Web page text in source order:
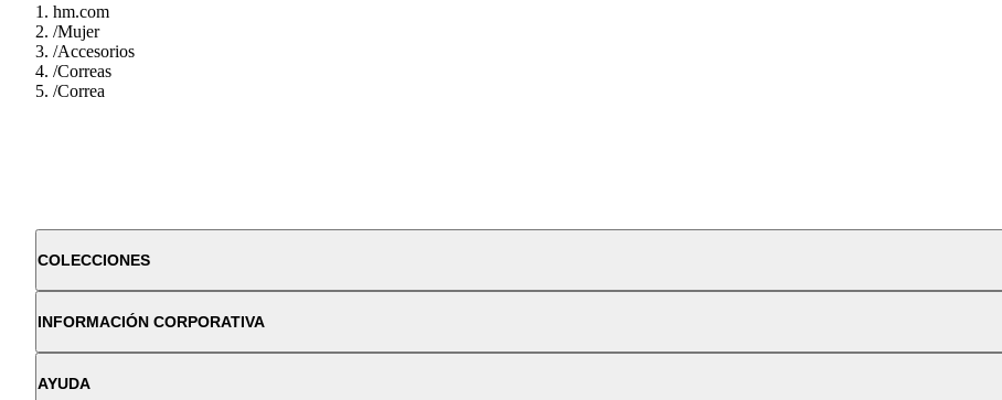
hm.com
/Mujer
/Accesorios
/Correas
/Correa
COLECCIONES
INFORMACIÓN CORPORATIVA
AYUDA